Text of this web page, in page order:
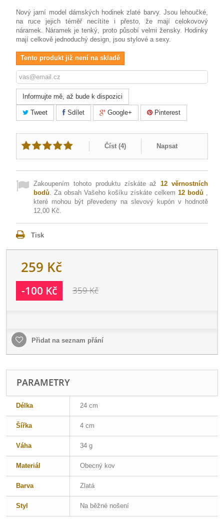
Nový jarní model dámských hodinek zlaté barvy. Jsou lehoučké,
na ruce jejich téměř necítíte i přesto, že mají celokovový
náramek. Náramek je tenký, proto působí velmi žensky. Hodinky
mají celkově jednoduchý design, jsou stylové a sexy.
Tento produkt již není na skladě
Informujte mě, až bude k dispozici
Tweet Sdílet Google+ Pinterest
Číst (4) Napsat
Zakoupením tohoto produktu získáte až12 věrnostních
bodů. Za obsah Vašeho košíku získáte celkem 12bodů ,
které mohou být převedeny na slevový kupón v hodnotě
12,00 Kč.
Tisk
259 Kč
-100 Kč 359 Kč
Přidat na seznam přání
PARAMETRY
Délka 24 cm
Šířka 4 cm
Váha 34 g
Materiál Obecný kov
Barva Zlatá
Styl Na běžné nošení